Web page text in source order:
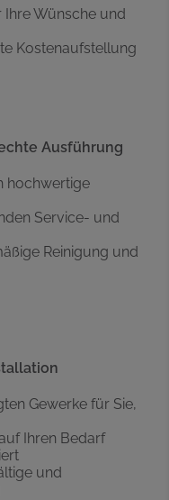
Wünsche und
Kostenaufstellung
Ausführung
hochwertige
Service- und
Reinigung und
Gewerke für Sie,
Ihren Bedarf
und